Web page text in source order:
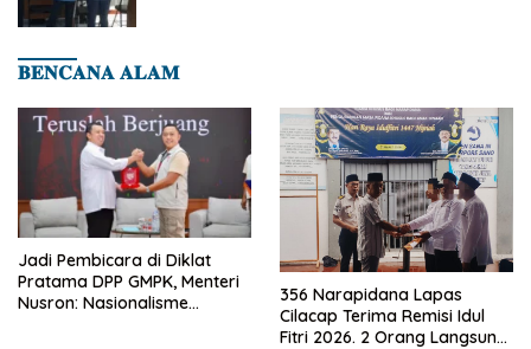
𝐁𝐄𝐍𝐂𝐀𝐍𝐀 𝐀𝐋𝐀𝐌
Jadi Pembicara di Diklat
Pratama DPP GMPK, Menteri
Nusron: Nasionalisme
356 Narapidana Lapas
Cilacap Terima Remisi Idul
Fitri 2026. 2 Orang Langsung